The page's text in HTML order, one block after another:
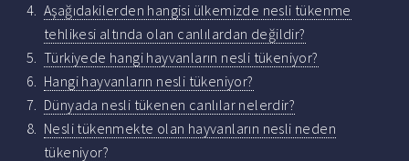
Aşağıdakilerden hangisi ülkemizde nesli tükenme
tehlikesi altında olan canlılardan değildir?
Türkiyede hangi hayvanların nesli tükeniyor?
Hangi hayvanların nesli tükeniyor?
Dünyada nesli tükenen canlılar nelerdir?
Nesli tükenmekte olan hayvanların nesli neden
tükeniyor?